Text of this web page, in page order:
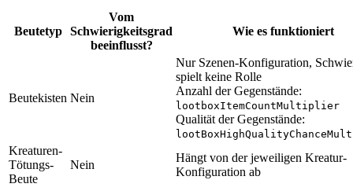
Beutetyp
Vom
Schwierigkeitsgrad
beeinflusst?
Wie es funktioniert
Beutekisten Nein
Nur Szenen-Konfiguration,
spielt keine Rolle
Anzahl der Gegenstände:
lootboxItemCountMultiplier
Qualität der Gegenstände:
Kreaturen-
Tötungs-
Beute
Nein
Hängt von der jeweiligen Kreatur-
Konfiguration ab